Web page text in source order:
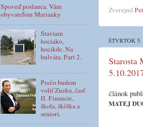
Zverejnil
ŠTVRTOK
Starosta
článok
MATEJ
Spoveď poslanca. Vám
obyvateľom Marianky
Staviam
hociako,
hocikde. Na
hulváta. Part 2.
Prečo budem
voliť Zuzku, časť
II. Financie,
škola, škôlka a
seniori.